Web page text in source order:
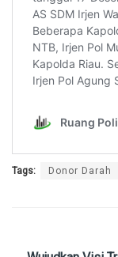
Tags: Donor Darah